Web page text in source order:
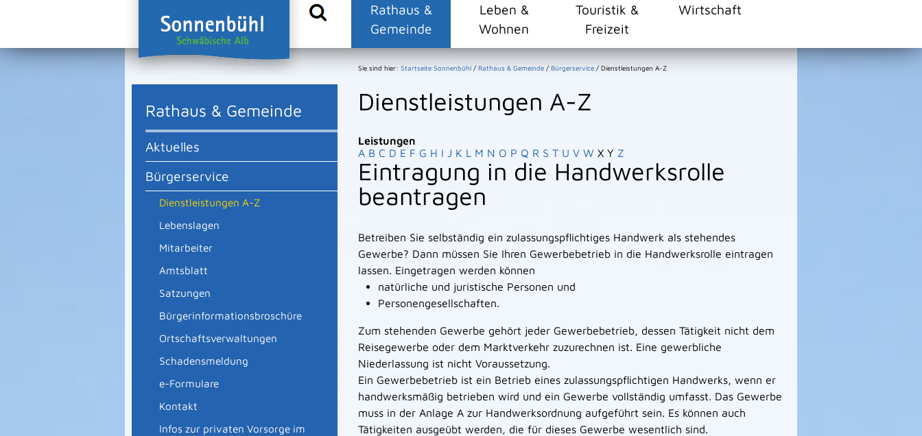
Rathaus &
Gemeinde
Leben &
Wohnen
Touristik &
Freizeit
Wirtschaft
Rathaus & Gemeinde
Aktuelles
Bürgerservice
Dienstleistungen A-Z
Lebenslagen
Mitarbeiter
Amtsblatt
Satzungen
Bürgerinformationsbroschüre
Ortschaftsverwaltungen
Schadensmeldung
e-Formulare
Kontakt
Infos zur privaten Vorsorge im
Sie sind hier: Startseite Sonnenbühl / Rathaus & Gemeinde / Bürgerservice / Dienstleistungen A-Z
Dienstleistungen A-Z
Leistungen
A B C D E F G H I J K L M N O P Q R S T U V W X Y Z
Eintragung in die Handwerksrolle
beantragen
Betreiben Sie selbständig ein zulassungspflichtiges Handwerk als stehendes
Gewerbe? Dann müssen Sie Ihren Gewerbebetrieb in die Handwerksrolle eintragen
lassen. Eingetragen werden können
natürliche und juristische Personen und
Personengesellschaften.
Zum stehenden Gewerbe gehört jeder Gewerbebetrieb, dessen Tätigkeit nicht dem
Reisegewerbe oder dem Marktverkehr zuzurechnen ist. Eine gewerbliche
Niederlassung ist nicht Voraussetzung.
Ein Gewerbebetrieb ist ein Betrieb eines zulassungspflichtigen Handwerks, wenn er
handwerksmäßig betrieben wird und ein Gewerbe vollständig umfasst. Das Gewerbe
muss in der Anlage A zur Handwerksordnung aufgeführt sein. Es können auch
Tätigkeiten ausgeübt werden, die für dieses Gewerbe wesentlich sind.